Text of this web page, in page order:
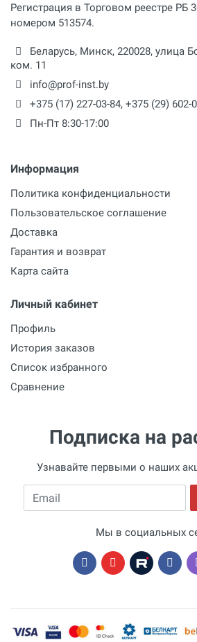
Регистрация в Торговом реестре РБ
номером 513574.
Беларусь, Минск, 220028, улица
ком. 11
info@prof-inst.by
+375 (17) 227-03-84, +375 (29) 602-
Пн-Пт 8:30-17:00
Информация
Политика конфиденциальности
Пользовательское соглашение
Доставка
Гарантия и возврат
Карта сайта
Личный кабинет
Профиль
История заказов
Список избранного
Сравнение
Подписка на
Узнавайте первыми о наших
Email
Мы в социальных